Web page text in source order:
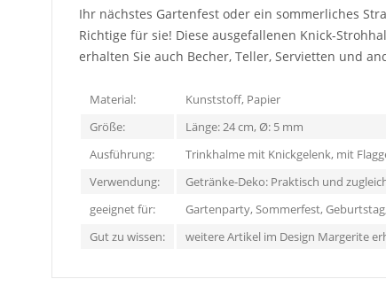
Ihr nächstes Gartenfest oder ein sommerliches
Richtige für sie! Diese ausgefallenen Knick-
erhalten Sie auch Becher, Teller, Servietten und
Material:
Kunststoff, Papier
Größe:
Länge: 24 cm, Ø: 5 mm
Ausführung:
Trinkhalme mit Knickgelenk, mit
Verwendung:
Getränke-Deko: Praktisch und
geeignet für:
Gartenparty, Sommerfest,
Gut zu wissen:
weitere Artikel im Design Margerite